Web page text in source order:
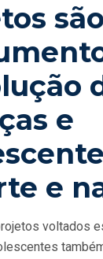
são
e
e
voltados